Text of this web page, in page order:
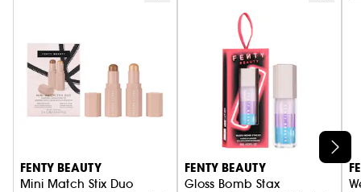
FENTY BEAUTY
Mini Match Stix Duo
FENTY BEAUTY
Gloss Bomb Stax